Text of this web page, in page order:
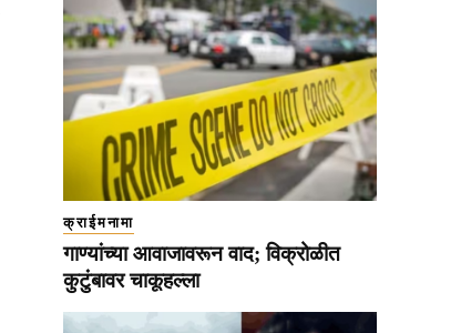
क्राईमनामा
गाण्यांच्या आवाजावरून वाद; विक्रोळीत
कुटुंबावर चाकूहल्ला